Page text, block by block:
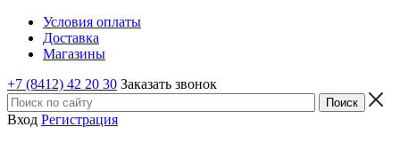
Условия оплаты
Доставка
Магазины
+7 (8412) 42 20 30 Заказать звонок
Вход Регистрация